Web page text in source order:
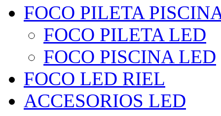
FOCO PILETA
FOCO PILETA LED
FOCO PISCINA LED
FOCO LED RIEL
ACCESORIOS LED